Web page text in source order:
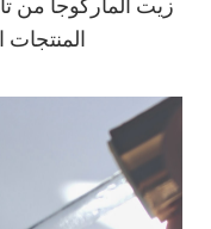
المنتجات